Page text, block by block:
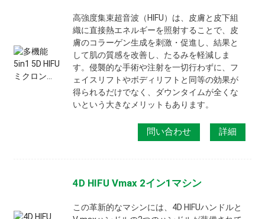
高強度集束超音波（HIFU）は、皮膚と皮下組
織に直接熱エネルギーを照射することで、皮
膚のコラーゲン生成を刺激・促進し、結果と
して肌の質感を改善し、たるみを軽減しま
す。侵襲的な手術や注射を一切行わずに、フ
ェイスリフトやボディリフトと同等の効果が
得られるだけでなく、ダウンタイムが全くな
いという大きなメリットもあります。
問い合わせ 詳細
4D HIFU Vmax 2イン1マシン
この革新的なマシンには、4D HIFUハンドルと